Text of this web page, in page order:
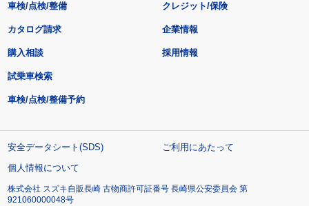
車検/点検/整備 クレジット/保険
カタログ請求
購入相談
試乗車検索
車検/点検/整備予約
企業情報
採用情報
安全データシート(SDS)
ご利用にあたって
個人情報について
株式会社 スズキ自販長崎 古物商許可証番号 長崎県公安委員会 第
921060000048号